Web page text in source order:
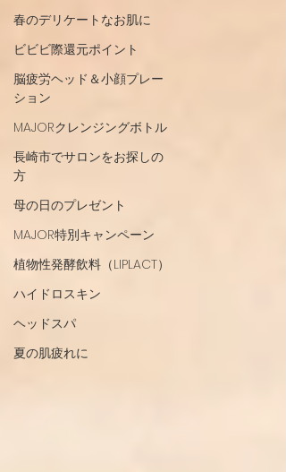
春のデリケートなお肌に
ビビビ際還元ポイント
脳疲労ヘッド＆小顔プレー
ション
MAJORクレンジングボトル
長崎市でサロンをお探しの
方
母の日のプレゼント
MAJOR特別キャンペーン
植物性発酵飲料（LIPLACT）
ハイドロスキン
ヘッドスパ
夏の肌疲れに